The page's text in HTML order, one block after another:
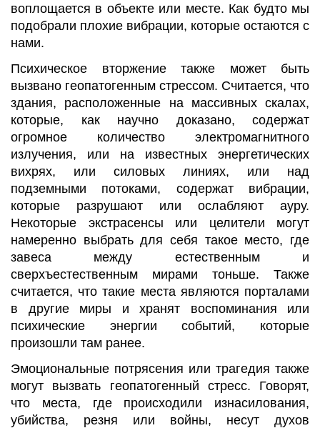
воплощается в объекте или месте. Как будто мы
подобрали плохие вибрации, которые остаются с
нами.
Психическое вторжение также может быть
вызвано геопатогенным стрессом. Считается, что
здания, расположенные на массивных скалах,
которые, как научно доказано, содержат
огромное количество электромагнитного
излучения, или на известных энергетических
вихрях, или силовых линиях, или над
подземными потоками, содержат вибрации,
которые разрушают или ослабляют ауру.
Некоторые экстрасенсы или целители могут
намеренно выбрать для себя такое место, где
завеса между естественным и
сверхъестественным мирами тоньше. Также
считается, что такие места являются порталами
в другие миры и хранят воспоминания или
психические энергии событий, которые
произошли там ранее.
Эмоциональные потрясения или трагедия также
могут вызвать геопатогенный стресс. Говорят,
что места, где происходили изнасилования,
убийства, резня или войны, несут духов